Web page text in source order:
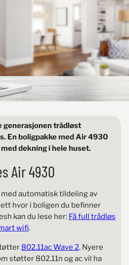
generasjonen trådløst
En boligpakke med Air 4930
dekning i hele huset.
Air 4930
automatisk tildeling av
hvor i boligen du befinner
kan du lese her: Få full trådløs
wifi.
802.11ac Wave 2. Nyere
støtter 802.11n og ac vil ha